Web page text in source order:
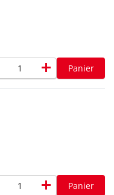
add Panier
add Panier